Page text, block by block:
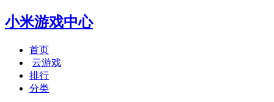
小米游戏中心
首页
云游戏
排行
分类